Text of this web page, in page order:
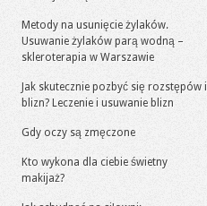
Metody na usunięcie żylaków.
Usuwanie żylaków parą wodną –
skleroterapia w Warszawie
Jak skutecznie pozbyć się rozstępów i
blizn? Leczenie i usuwanie blizn
Gdy oczy są zmęczone
Kto wykona dla ciebie świetny
makijaż?